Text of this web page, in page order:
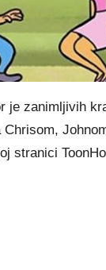
je zanimljivih
stranici